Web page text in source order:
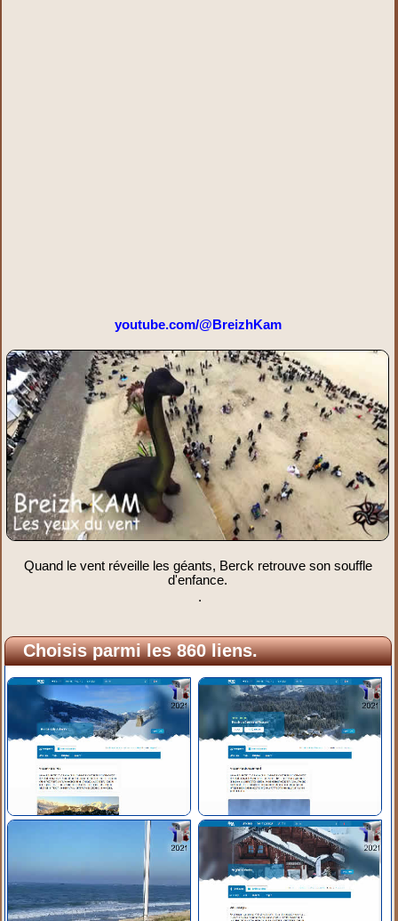
youtube.com/@BreizhKam
Quand le vent réveille les géants, Berck retrouve son souffle
d'enfance.
.
Choisis parmi les 860 liens.